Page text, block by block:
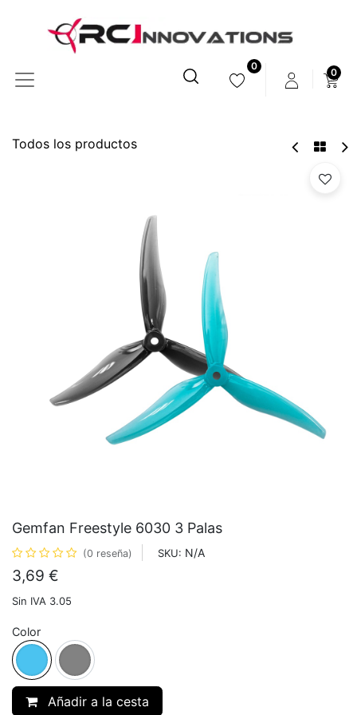
0
0
Todos los productos
Gemfan Freestyle 6030 3 Palas
(0 reseña) SKU: N/A
3,69 €
Sin IVA 3.05
Color
Añadir a la cesta